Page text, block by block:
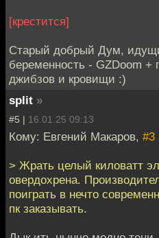
[крестится]
Старый добрый Дум,
беременность - GZDoom +
джибзов и кровищи :)
split »
#5 | 16.01.25 09:13
Кому: Евгений Макаров, #3
> Жрать целый киловатт
овердохрена.
поиграть в нечто
пк заказывать.